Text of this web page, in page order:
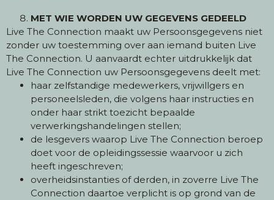
MET WIE WORDEN UW GEGEVENS GEDEELD
Live The Connection maakt uw Persoonsgegevens niet
zonder uw toestemming over aan iemand buiten Live
The Connection. U aanvaardt echter uitdrukkelijk dat
Live The Connection uw Persoonsgegevens deelt met:
haar zelfstandige medewerkers, vrijwillgers en
personeelsleden, die volgens haar instructies en
onder haar strikt toezicht bepaalde
verwerkingshandelingen stellen;
de lesgevers waarop Live The Connection beroep
doet voor de opleidingssessie waarvoor u zich
heeft ingeschreven;
overheidsinstanties of derden, in zoverre Live The
Connection daartoe verplicht is op grond van de